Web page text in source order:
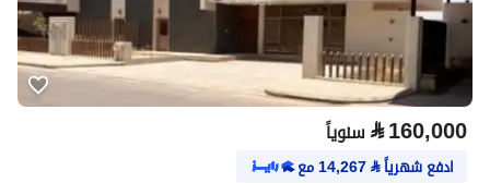
⃁160,000 سنوياً
ادفع شهرياً⃁
14,267مع